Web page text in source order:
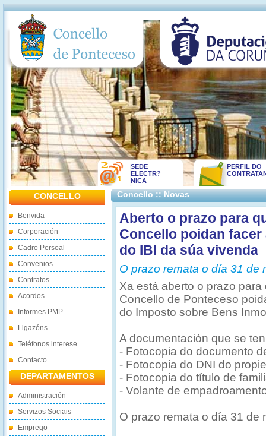
SEDE
ELECTR?
NICA
PERFIL DO
CONCELLO
Benvida
Corporación
Cadro Persoal
Convenios
Contratos
Acordos
Informes PMP
Ligazóns
Teléfonos interese
Contacto
DEPARTAMENTOS
Administración
Servizos Sociais
Emprego
Concello :: Novas
Aberto o prazo para
Concello poidan
do IBI da súa vivenda
O prazo remata o día 31 de
Xa está aberto o prazo
Concello de Ponteceso
do Imposto sobre Bens
A documentación que se
- Fotocopia do documento
- Fotocopia do DNI do
- Fotocopia do título de
- Volante de
O prazo remata o día 31 de